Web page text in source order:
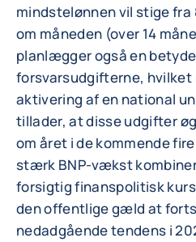
mindstelønnen vil stige fra
om måneden (over 14
planlægger også en
forsvarsudgifterne, hvilket
aktivering af en national
tillader, at disse udgifter
om året i de kommende
stærk BNP-vækst
forsigtig finanspolitisk
den offentlige gæld at
nedadgående tendens i